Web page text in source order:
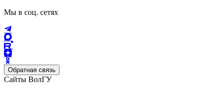
Мы в соц. сетях
Обратная связь
Сайты ВолГУ